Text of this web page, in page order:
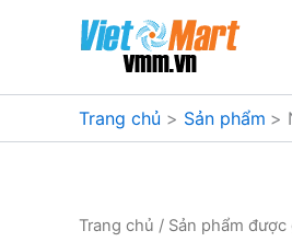
dung
Trang chủ Sản phẩm
Trang chủ / Sản phẩm được